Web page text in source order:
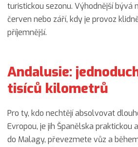
turistickou sezonu. Výhodnější bývá
červen nebo září, kdy je provoz
příjemnější.
Andalusie:
tisíců kilometrů
Pro ty, kdo nechtějí absolvovat
Evropou, je jih Španělska praktickou
do Malagy, převezmete vůz a